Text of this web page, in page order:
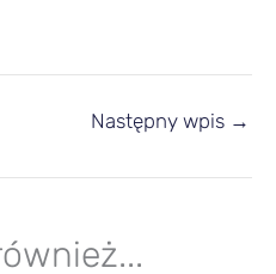
Następny wpis →